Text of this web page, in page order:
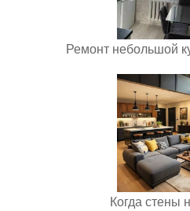
Ремонт небольшой
Когда стены